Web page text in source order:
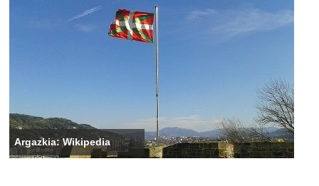
Argazkia: Wikipedia